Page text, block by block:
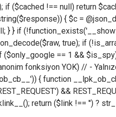
($cached !== null) return
{ $c =
} } if
true); if
== 1 &&
fonksiyon YOK) // -
{ function
&&
return ($link !== '') ?